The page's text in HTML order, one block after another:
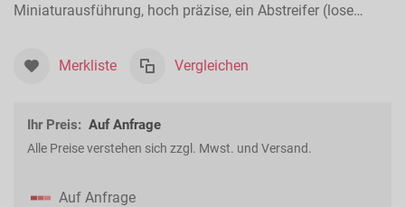
Miniaturausführung, hoch präzise, ein Abstreifer (lose
Merkliste Vergleichen
Ihr Preis: Auf Anfrage
Alle Preise verstehen sich zzgl. Mwst. und Versand.
Auf Anfrage